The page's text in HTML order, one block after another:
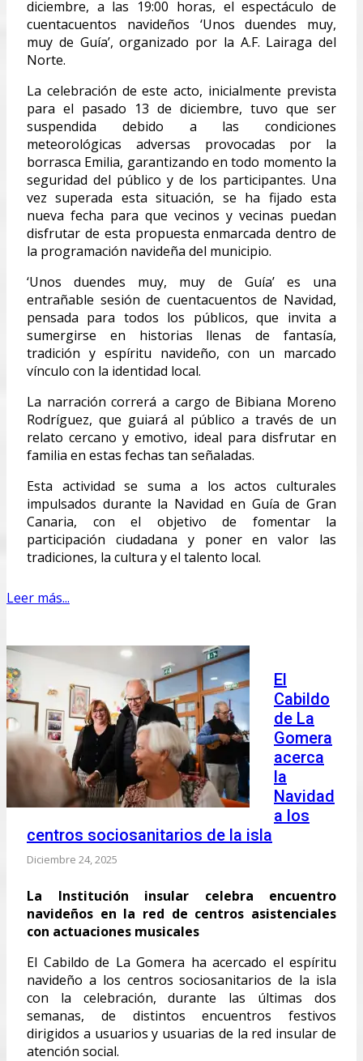
diciembre, a las 19:00 horas, el espectáculo de
cuentacuentos navideños ‘Unos duendes muy,
muy de Guía’, organizado por la A.F. Lairaga del
Norte.
La celebración de este acto, inicialmente prevista
para el pasado 13 de diciembre, tuvo que ser
suspendida debido a las condiciones
meteorológicas adversas provocadas por la
borrasca Emilia, garantizando en todo momento la
seguridad del público y de los participantes. Una
vez superada esta situación, se ha fijado esta
nueva fecha para que vecinos y vecinas puedan
disfrutar de esta propuesta enmarcada dentro de
la programación navideña del municipio.
‘Unos duendes muy, muy de Guía’ es una
entrañable sesión de cuentacuentos de Navidad,
pensada para todos los públicos, que invita a
sumergirse en historias llenas de fantasía,
tradición y espíritu navideño, con un marcado
vínculo con la identidad local.
La narración correrá a cargo de Bibiana Moreno
Rodríguez, que guiará al público a través de un
relato cercano y emotivo, ideal para disfrutar en
familia en estas fechas tan señaladas.
Esta actividad se suma a los actos culturales
impulsados durante la Navidad en Guía de Gran
Canaria, con el objetivo de fomentar la
participación ciudadana y poner en valor las
tradiciones, la cultura y el talento local.
Leer más...
El
Cabildo
de La
Gomera
acerca
la
Navidad
a los
centros sociosanitarios de la isla
Diciembre 24, 2025
La Institución insular celebra encuentro
navideños en la red de centros asistenciales
con actuaciones musicales
El Cabildo de La Gomera ha acercado el espíritu
navideño a los centros sociosanitarios de la isla
con la celebración, durante las últimas dos
semanas, de distintos encuentros festivos
dirigidos a usuarios y usuarias de la red insular de
atención social.